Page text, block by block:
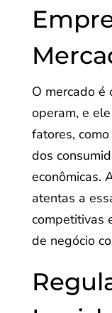
O mercado é
operam, e
fatores,
dos
econômicas.
atentas a
competitivas
de negócio